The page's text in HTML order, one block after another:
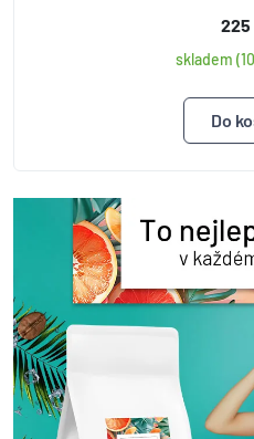
225
skladem